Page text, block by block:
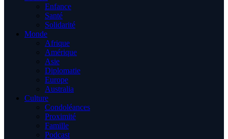
Enfance
Santé
Solidarité
Monde
Afrique
Amérique
Asie
Diplomatie
Europe
Australia
Culture
Condoléances
Proximité
Famille
Podcast